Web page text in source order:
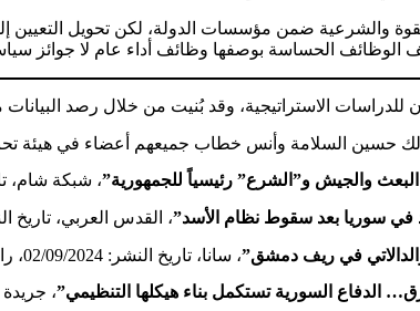
والشرعية ضمن مؤسسات الدولة، لكن تحويل التعيين
الوظائف الحساسة بوصفها وظائف أداء عام لا جوائز
والجيش و”الشرع” رئيسياً للجمهورية”، شبكة شام، تاريخ النشر: 29/
سوريا بعد سقوط نظام الأسد”، القدس العربي، تاريخ النشر: 17/12/2024، رابط
والدالاتي في ريف دمشق”، سانا، تاريخ النشر: 02/09/2024، رابط إلكتروني:
، جريدة